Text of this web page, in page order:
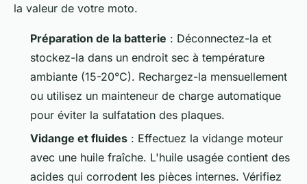
la valeur de votre moto.
Préparation de la batterie : Déconnectez-la et
stockez-la dans un endroit sec à température
ambiante (15-20°C). Rechargez-la mensuellement
ou utilisez un mainteneur de charge automatique
pour éviter la sulfatation des plaques.
Vidange et fluides : Effectuez la vidange moteur
avec une huile fraîche. L'huile usagée contient des
acides qui corrodent les pièces internes. Vérifiez